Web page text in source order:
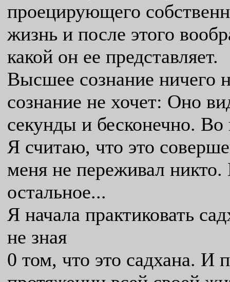
проецирующего
жизнь и после этого
какой он ее представляет.
Высшее сознание ничего
сознание не хочет: Оно
секунды и бесконечно. Во
Я считаю, что это
меня не переживал никто.
остальное...
Я начала практиковать
не зная
0 том, что это садхана. И